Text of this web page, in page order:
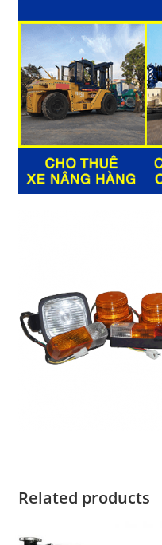
Related products